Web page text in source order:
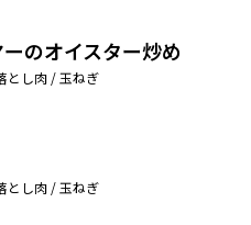
のオイスター炒め
とし肉 / 玉ねぎ
とし肉 / 玉ねぎ